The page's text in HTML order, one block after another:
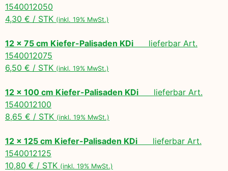
1540012050
4,30 € / STK (inkl. 19% MwSt.)
12 x 75 cm Kiefer-Palisaden KDi lieferbar Art.
1540012075
6,50 € / STK (inkl. 19% MwSt.)
12 x 100 cm Kiefer-Palisaden KDi lieferbar Art.
1540012100
8,65 € / STK (inkl. 19% MwSt.)
12 x 125 cm Kiefer-Palisaden KDi lieferbar Art.
1540012125
10,80 € / STK (inkl. 19% MwSt.)